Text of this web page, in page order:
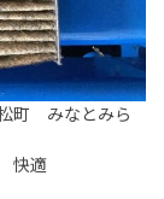
みなとみら
快適